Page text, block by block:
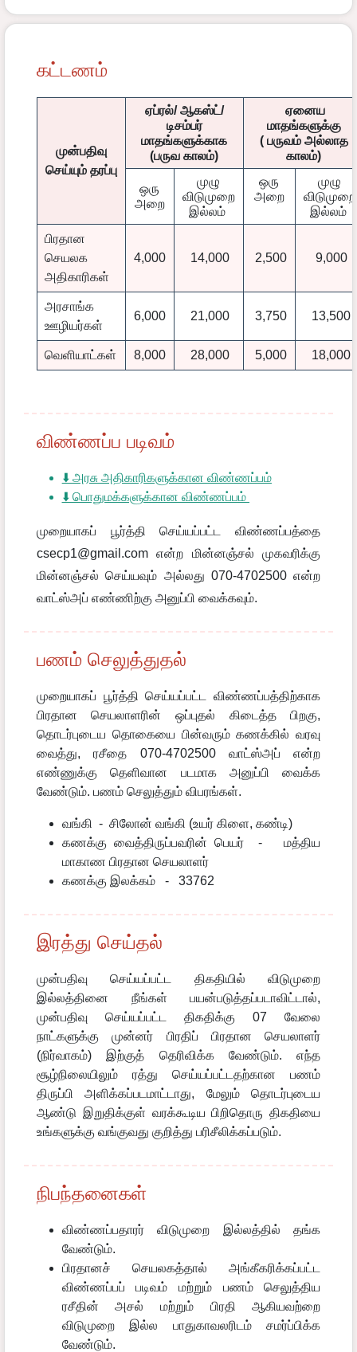
கட்டணம்
முன்பதிவு
செய்யும் தரப்பு
ஏப்ரல்/ ஆகஸ்ட்/
டிசம்பர்
மாதங்களுக்காக
(பருவ காலம்)
ஏனைய
மாதங்களுக்கு
( பருவம் அல்லாத
காலம்)
ஒரு
அறை
முழு
விடுமுறை
இல்லம்
ஒரு
அறை
முழு
விடுமுறை
இல்லம்
பிரதான
செயலக
அதிகாரிகள்
4,000 14,000 2,500 9,000
அரசாங்க
ஊழியர்கள்
6,000 21,000 3,750 13,500
வெளியாட்கள் 8,000 28,000 5,000 18,000
விண்ணப்ப படிவம்
⬇️ அரசு அதிகாரிகளுக்கான விண்ணப்பம்
⬇️ பொதுமக்களுக்கான விண்ணப்பம்
முறையாகப் பூர்த்தி செய்யப்பட்ட விண்ணப்பத்தை
csecp1@gmail.com என்ற மின்னஞ்சல் முகவரிக்கு
மின்னஞ்சல் செய்யவும் அல்லது 070-4702500 என்ற
வாட்ஸ்அப் எண்ணிற்கு அனுப்பி வைக்கவும்.
பணம் செலுத்துதல்
முறையாகப் பூர்த்தி செய்யப்பட்ட விண்ணப்பத்திற்காக
பிரதான செயலாளரின் ஒப்புதல் கிடைத்த பிறகு,
தொடர்புடைய தொகையை பின்வரும் கணக்கில் வரவு
வைத்து, ரசீதை 070-4702500 வாட்ஸ்அப் என்ற
எண்ணுக்கு தெளிவான படமாக அனுப்பி வைக்க
வேண்டும். பணம் செலுத்தும் விபரங்கள்.
வங்கி - சிலோன் வங்கி (உயர் கிளை, கண்டி)
கணக்கு வைத்திருப்பவரின் பெயர் - மத்திய
மாகாண பிரதான செயலாளர்
கணக்கு இலக்கம் - 33762
இரத்து செய்தல்
முன்பதிவு செய்யப்பட்ட திகதியில் விடுமுறை
இல்லத்தினை நீங்கள் பயன்படுத்தப்படாவிட்டால்,
முன்பதிவு செய்யப்பட்ட திகதிக்கு 07 வேலை
நாட்களுக்கு முன்னர் பிரதிப் பிரதான செயலாளர்
(நிர்வாகம்) இற்குத் தெரிவிக்க வேண்டும். எந்த
சூழ்நிலையிலும் ரத்து செய்யப்பட்டதற்கான பணம்
திருப்பி அளிக்கப்படமாட்டாது, மேலும் தொடர்புடைய
ஆண்டு இறுதிக்குள் வரக்கூடிய பிறிதொரு திகதியை
உங்களுக்கு வங்குவது குறித்து பரிசீலிக்கப்படும்.
நிபந்தனைகள்
விண்ணப்பதாரர் விடுமுறை இல்லத்தில் தங்க
வேண்டும்.
பிரதானச் செயலகத்தால் அங்கீகரிக்கப்பட்ட
விண்ணப்பப் படிவம் மற்றும் பணம் செலுத்திய
ரசீதின் அசல் மற்றும் பிரதி ஆகியவற்றை
விடுமுறை இல்ல பாதுகாவலரிடம் சமர்ப்பிக்க
வேண்டும்.